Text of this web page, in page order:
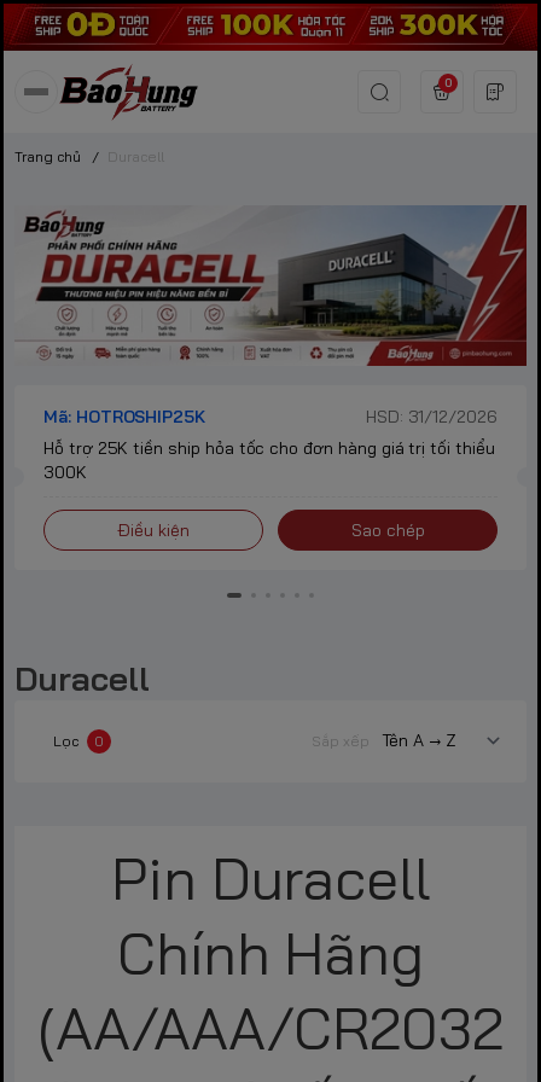
0
Trang chủ / Duracell
Mã: HOTROSHIP25K
HSD: 31/12/2026
Hỗ trợ 25K tiền ship hỏa tốc cho đơn hàng giá trị tối thiểu
300K
Điều kiện Sao chép
Duracell
Lọc 0 Sắp xếp
Pin Duracell
Chính Hãng
(AA/AAA/CR2032